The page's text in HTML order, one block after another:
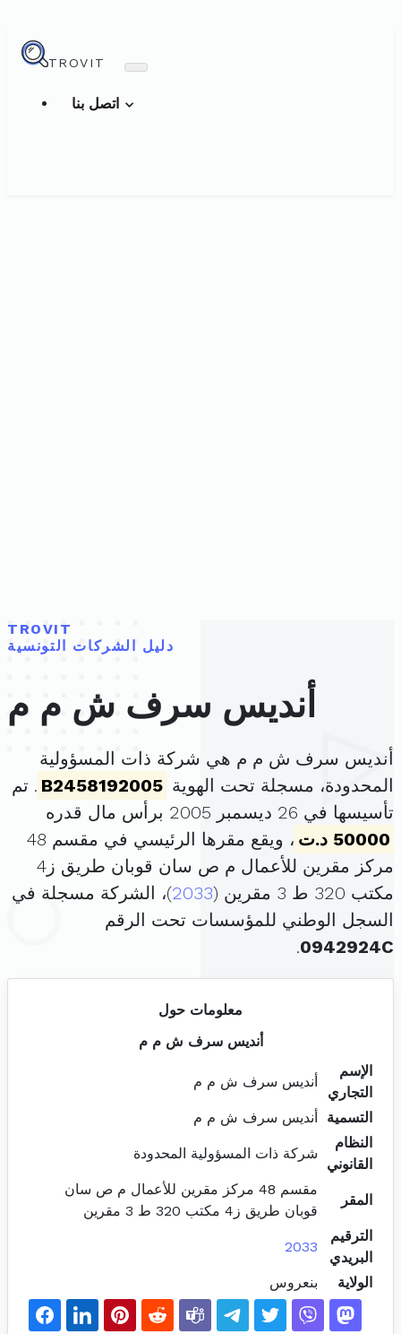
TROVIT
TROVIT
دليل الشركات التونسية
أنديس سرف ش م م
أنديس سرف ش م م هي شركة ذات المسؤولية
المحدودة، مسجلة تحت الهوية B2458192005 . تم
تأسيسها في 26 ديسمبر 2005 برأس مال قدره
50000 د.ت
، ويقع مقرها الرئيسي في مقسم 48
مركز مقرين للأعمال م ص سان قوبان طريق ز4
مكتب 320 ط 3 مقرين (
2033)، الشركة مسجلة في
السجل الوطني للمؤسسات تحت الرقم
0942924C
.
معلومات حول
أنديس سرف ش م م
الإسم
التجاري
أنديس سرف ش م م
التسمية
أنديس سرف ش م م
النظام
القانوني
شركة ذات المسؤولية المحدودة
المقر
مقسم 48 مركز مقرين للأعمال م ص سان
قوبان طريق ز4 مكتب 320 ط 3 مقرين
الترقيم
البريدي
2033
الولاية بنعروس